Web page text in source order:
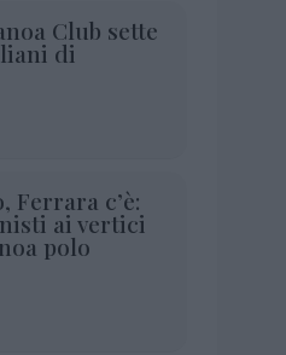
Club sette
di
Ferrara c’è:
ai vertici
polo